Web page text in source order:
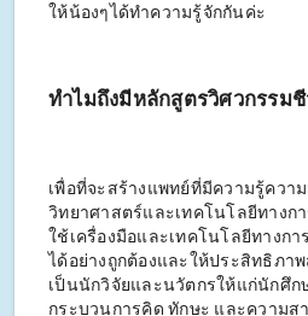
ให้น้องๆได้ทำความรู้จักกันค่ะ
ทำไมถึงมีหลักสูตรวิศวกรรม
เพื่อที่จะสร้างแพทย์ที่มีความรู้ควา
วิทยาศาสตร์และเทคโนโลยีทางก
ใช้เครื่องมือและเทคโนโลยีทางก
ได้อย่างถูกต้องและให้ประสิทธิภา
เป็นนักวิจัยและนวัตกรให้แก่นักศึ
กระบวนการคิด ทักษะ และความส